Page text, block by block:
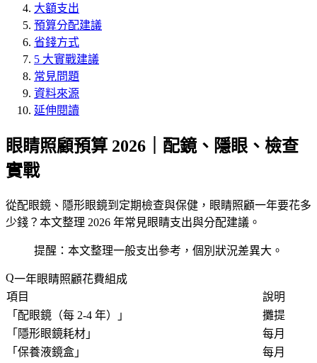
大額支出
預算分配建議
省錢方式
5 大實戰建議
常見問題
資料來源
延伸閱讀
眼睛照顧預算 2026｜配鏡、隱眼、檢查
實戰
從配眼鏡、隱形眼鏡到定期檢查與保健，眼睛照顧一年要花多
少錢？本文整理 2026 年常見眼睛支出與分配建議。
提醒：本文整理一般支出參考，個別狀況差異大。
一年眼睛照顧花費組成
項目
說明
「 配眼鏡（每 2-4 年） 」
攤提
「 隱形眼鏡耗材 」
每月
「 保養液鏡盒 」
每月